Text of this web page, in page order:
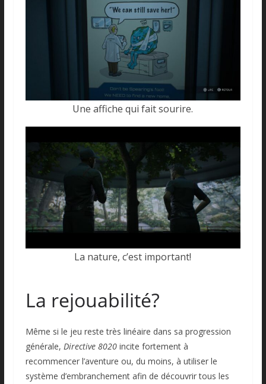
Une affiche qui fait sourire.
La nature, c’est important!
La rejouabilité?
Même si le jeu reste très linéaire dans sa progression
générale, Directive 8020incite fortement à
recommencer l’aventure ou, du moins, à utiliser le
système d’embranchement afin de découvrir tous les